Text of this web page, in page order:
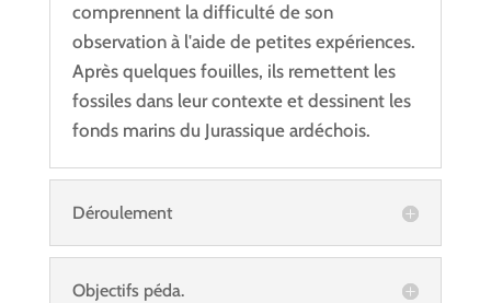
comprennent la difficulté de son
observation à l'aide de petites expériences.
Après quelques fouilles, ils remettent les
fossiles dans leur contexte et dessinent les
fonds marins du Jurassique ardéchois.
Déroulement
Objectifs péda.